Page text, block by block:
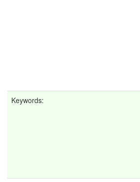
Keywords: